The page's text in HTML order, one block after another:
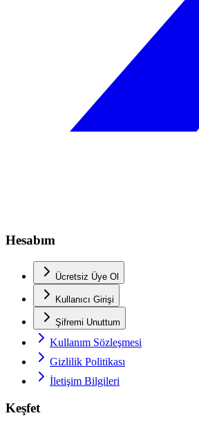
Hesabım
Ücretsiz Üye Ol
Kullanıcı Girişi
Şifremi Unuttum
Kullanım Sözleşmesi
Gizlilik Politikası
İletişim Bilgileri
Keşfet